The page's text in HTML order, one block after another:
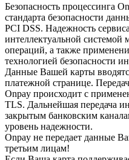
Безопасность процессинга
стандарта безопасности
PCI DSS. Надежность
интеллектуальной
операций, а также
технологией безопасности
Данные Вашей карты
платежной странице.
Onpay происходит с
TLS. Дальнейшая передача
закрытым банковским
уровень надежности.
Onpay не передает данные
третьим лицам!